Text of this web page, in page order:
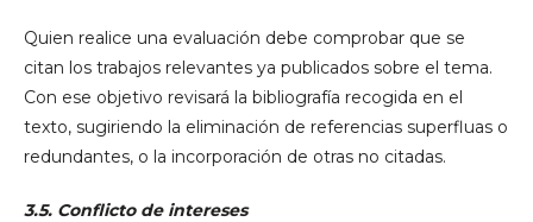
Quien realice una evaluación debe comprobar que se
citan los trabajos relevantes ya publicados sobre el tema.
Con ese objetivo revisará la bibliografía recogida en el
texto, sugiriendo la eliminación de referencias superfluas o
redundantes, o la incorporación de otras no citadas.
3.5. Conflicto de intereses